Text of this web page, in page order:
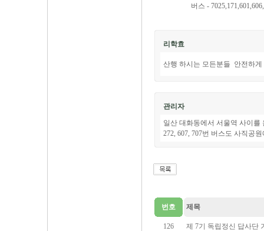
버스 -
리학효
산행 하시는 모든분들 안전하
관리자
일산 대화동에서 서울역 사이를
272, 607, 707번 버스도 사직공
번호 제목
126 제 7기 독립정신 답사단